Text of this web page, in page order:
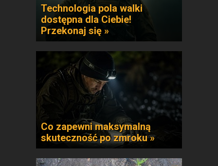
Technologia pola walki
dostępna dla Ciebie!
Przekonaj się »
Co zapewni maksymalną
skuteczność po zmroku »